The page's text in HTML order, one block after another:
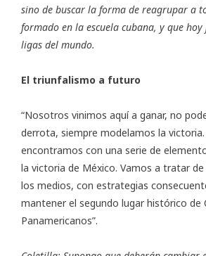
sino de buscar la forma de reagrupar a
formado en la escuela cubana, y que
ligas del mundo.
El triunfalismo a futuro
“Nosotros vinimos aquí a ganar, no
derrota, siempre modelamos la
encontramos con una serie de
la victoria de México. Vamos a tratar
los medios, con estrategias
mantener el segundo lugar histórico de
Panamericanos”.